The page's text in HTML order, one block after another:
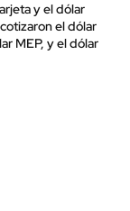
y el dólar
el dólar
MEP, y el dólar